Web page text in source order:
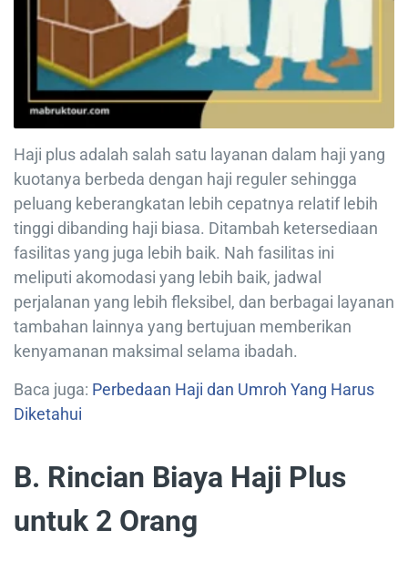
Haji plus adalah salah satu layanan dalam haji yang
kuotanya berbeda dengan haji reguler sehingga
peluang keberangkatan lebih cepatnya relatif lebih
tinggi dibanding haji biasa. Ditambah ketersediaan
fasilitas yang juga lebih baik. Nah fasilitas ini
meliputi akomodasi yang lebih baik, jadwal
perjalanan yang lebih fleksibel, dan berbagai layanan
tambahan lainnya yang bertujuan memberikan
kenyamanan maksimal selama ibadah.
Baca juga: Perbedaan Haji dan Umroh Yang Harus
Diketahui
B. Rincian Biaya Haji Plus
untuk 2 Orang